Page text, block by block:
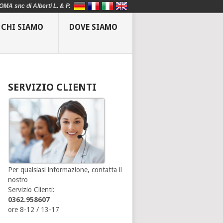
CHI SIAMO DOVE SIAMO
SERVIZIO CLIENTI
Per qualsiasi informazione, contatta il
nostro
Servizio Clienti:
0362.958607
ore 8-12 / 13-17
snc di Alberti L. & P.